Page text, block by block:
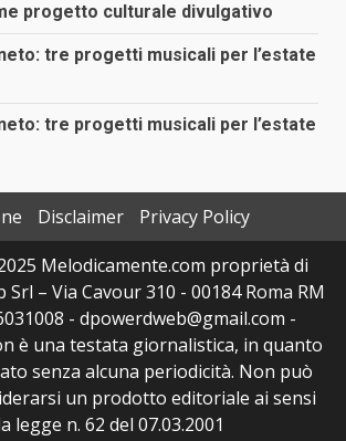
progetto culturale divulgativo
tre progetti musicali per l’estate
tre progetti musicali per l’estate
Disclaimer
Privacy Policy
Melodicamente.com proprietà di
Srl – Via Cavour 310 - 00184 Roma RM
- dpowerdweb@gmail.com -
è una testata giornalistica, in quanto
senza alcuna periodicità. Non può
un prodotto editoriale ai sensi
legge n. 62 del 07.03.2001